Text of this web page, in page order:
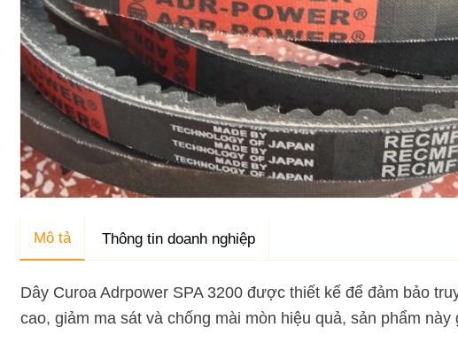
Mô tả Thông tin doanh nghiệp
Dây Curoa Adrpower SPA 3200 được thiết kế để đảm bảo
cao, giảm ma sát và chống mài mòn hiệu quả, sản phẩm